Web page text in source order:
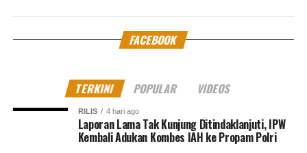
FACEBOOK
TERKINI POPULAR VIDEOS
RILIS 4 hari ago
Laporan Lama Tak Kunjung Ditindaklanjuti, IPW
Kembali Adukan Kombes IAH ke Propam Polri